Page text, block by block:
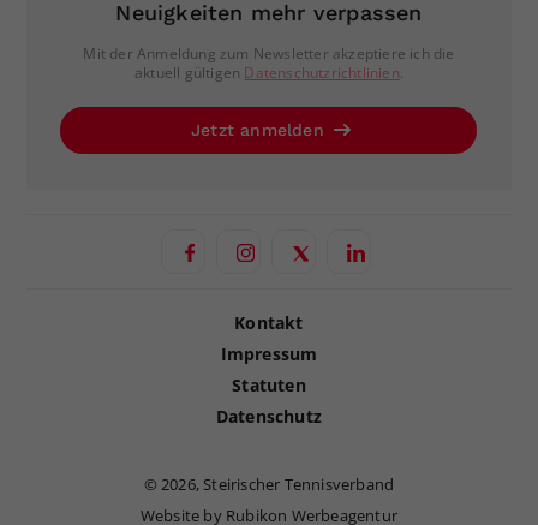
Neuigkeiten mehr verpassen
Mit der Anmeldung zum Newsletter akzeptiere ich die
aktuell gültigen Datenschutzrichtlinien.
Jetzt anmelden
Kontakt
Impressum
Statuten
Datenschutz
©2026, Steirischer Tennisverband
Website by Rubikon Werbeagentur